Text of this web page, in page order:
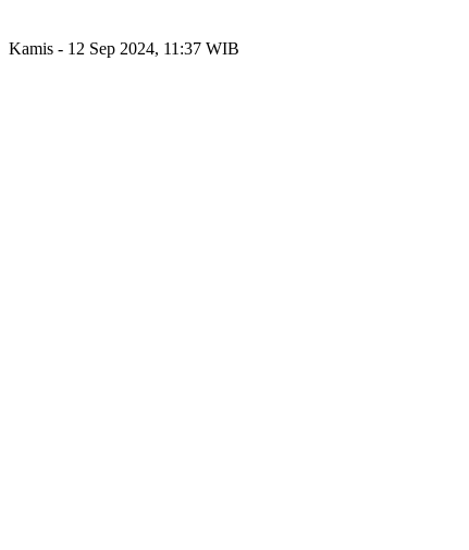
Kamis - 12 Sep 2024, 11:37 WIB